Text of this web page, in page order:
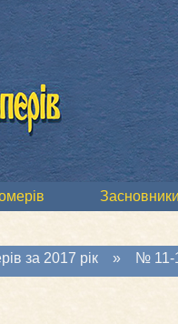
за 2017 рік » № 11-